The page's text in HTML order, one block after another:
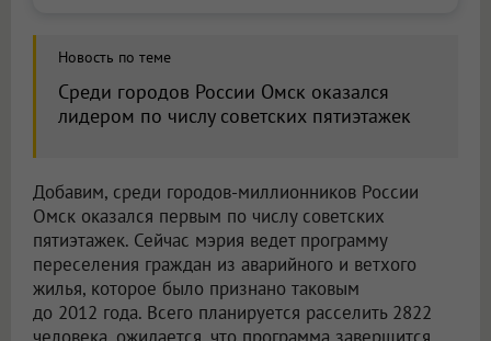
Новость по теме
Среди городов России Омск оказался
лидером по числу советских пятиэтажек
Добавим, среди городов-миллионников России
Омск оказался первым по числу советских
пятиэтажек. Сейчас мэрия ведет программу
переселения граждан из аварийного и ветхого
жилья, которое было признано таковым
до 2012 года. Всего планируется расселить 2822